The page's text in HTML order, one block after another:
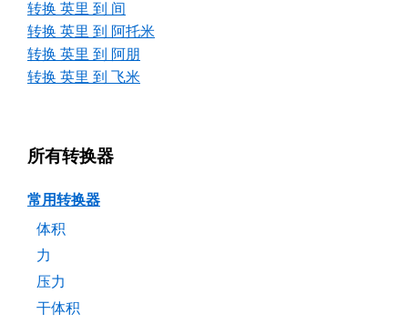
转换 英里 到 间
转换 英里 到 阿托米
转换 英里 到 阿朋
转换 英里 到 飞米
所有转换器
常用转换器
体积
力
压力
干体积